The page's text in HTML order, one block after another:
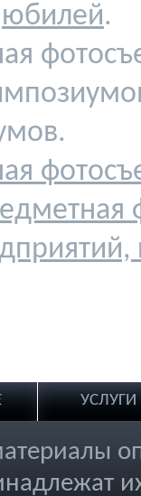
юбилей.
УСЛУГИ